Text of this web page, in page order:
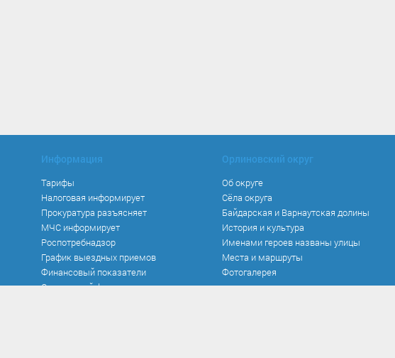
Информация
Тарифы
Налоговая информирует
Прокуратура разъясняет
МЧС информирует
Роспотребнадзор
График выездных приемов
Финансовый показатели
Социальный фонд
Орлиновский округ
Об округе
Сёла округа
Байдарская и Варнаутская долины
История и культура
Именами героев названы улицы
Места и маршруты
Фотогалерея